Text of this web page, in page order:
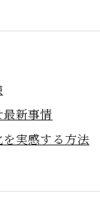
新事情
実感する方法
ーのリアルな声
徹底解説